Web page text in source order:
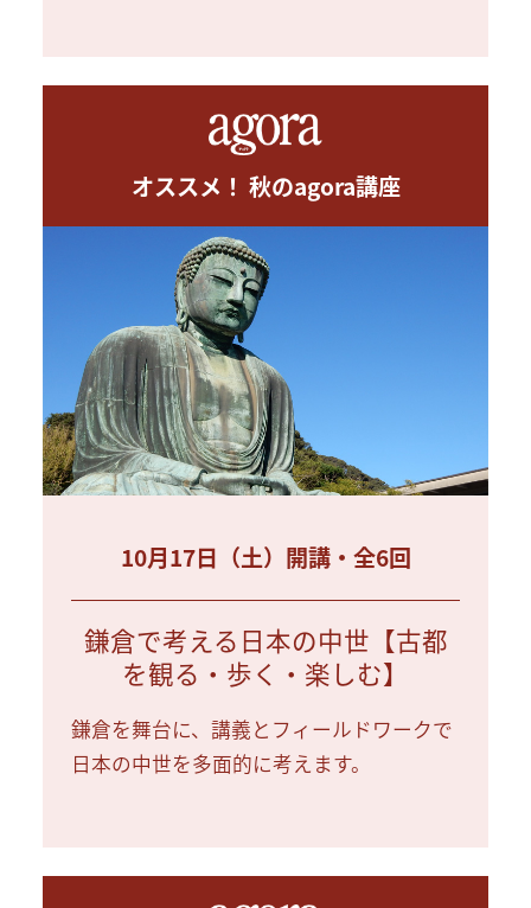
オススメ！ 秋のagora講座
10月17日（土）開講・全6回
鎌倉で考える日本の中世【古都
を観る・歩く・楽しむ】
鎌倉を舞台に、講義とフィールドワークで
日本の中世を多面的に考えます。